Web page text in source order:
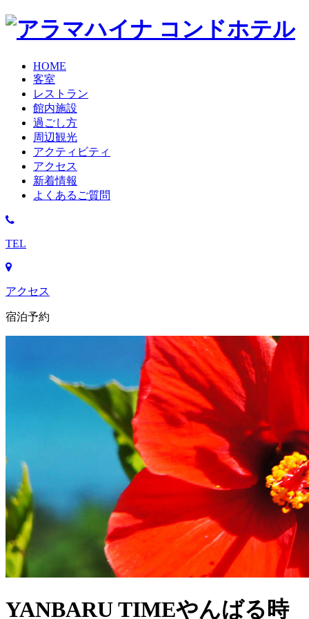
HOME
客室
レストラン
館内施設
過ごし方
周辺観光
アクティビティ
アクセス
新着情報
よくあるご質問
TEL
アクセス
宿泊予約
YANBARU TIMEやんばる時